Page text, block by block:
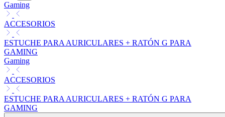
Gaming
ACCESORIOS
ESTUCHE PARA AURICULARES + RATÓN G PARA
GAMING
Gaming
ACCESORIOS
ESTUCHE PARA AURICULARES + RATÓN G PARA
GAMING